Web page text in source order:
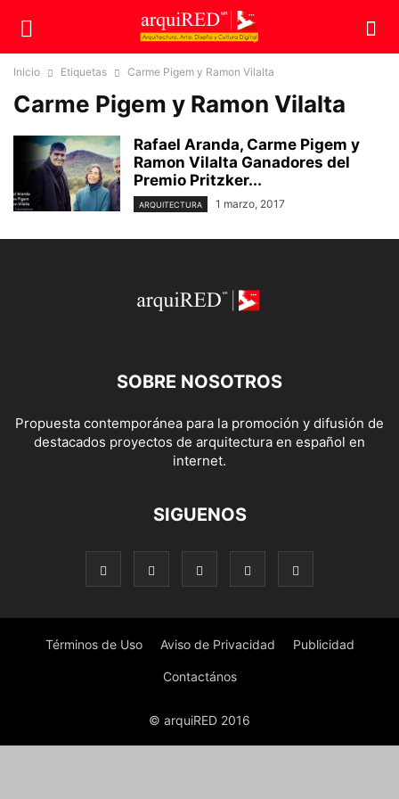
Inicio Etiquetas Carme Pigem y Ramon Vilalta
Carme Pigem y Ramon Vilalta
Rafael Aranda, Carme Pigem y
Ramon Vilalta Ganadores del
Premio Pritzker...
ARQUITECTURA 1 marzo, 2017
SOBRE NOSOTROS
Propuesta contemporánea para la promoción y difusión de
destacados proyectos de arquitectura en español en
internet.
SIGUENOS
Términos de Uso Aviso de Privacidad Publicidad
Contactános
© arquiRED 2016